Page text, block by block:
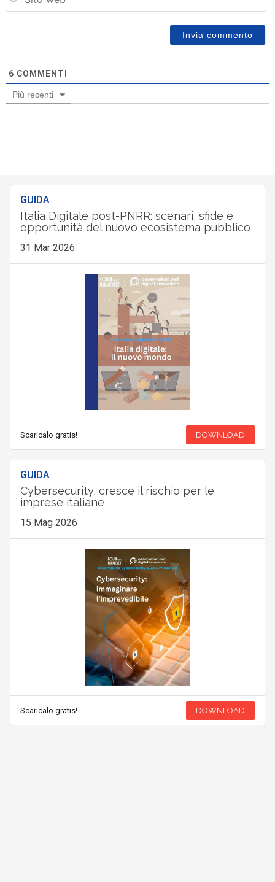
6 COMMENTI
Più recenti
GUIDA
Italia Digitale post-PNRR: scenari, sfide e
opportunità del nuovo ecosistema pubblico
31 Mar 2026
Scaricalo gratis! DOWNLOAD
GUIDA
Cybersecurity, cresce il rischio per le
imprese italiane
15 Mag 2026
Scaricalo gratis! DOWNLOAD